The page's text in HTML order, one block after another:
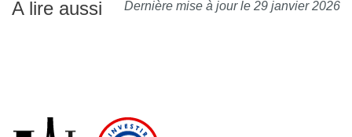
Dernière mise à jour le 29 janvier 2026
A lire aussi